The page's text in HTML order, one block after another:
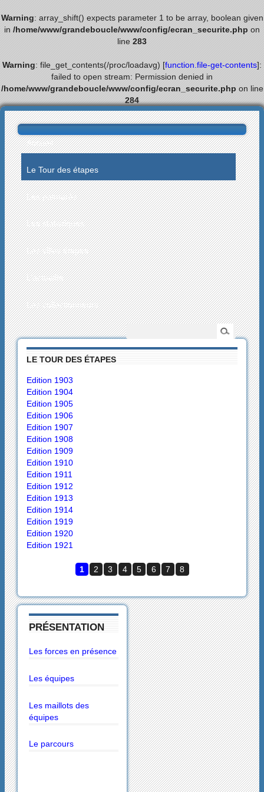
Warning: array_shift() expects parameter 1 to be array, boolean given
in /home/www/grandeboucle/www/config/ecran_securite.php on
line 283
Warning: file_get_contents(/proc/loadavg) [function.file-get-contents]:
failed to open stream: Permission denied in
/home/www/grandeboucle/www/config/ecran_securite.php on line
284
Accueil
Le Tour des étapes
Les palmarès
Les statistiques
Les villes étapes
L’actualité
Les collectionneurs
LE TOUR DES ÉTAPES
Edition 1903
Edition 1904
Edition 1905
Edition 1906
Edition 1907
Edition 1908
Edition 1909
Edition 1910
Edition 1911
Edition 1912
Edition 1913
Edition 1914
Edition 1919
Edition 1920
Edition 1921
1 2 3 4 5 6 7 8
PRÉSENTATION
Les forces en présence
Les équipes
Les maillots des
équipes
Le parcours